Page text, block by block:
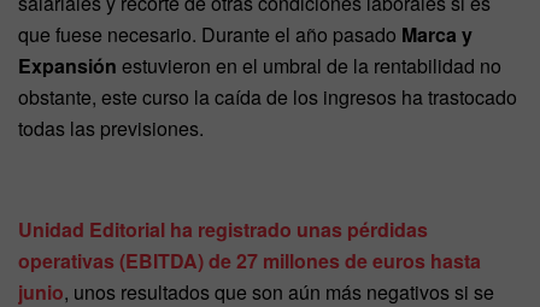
que fuese necesario. Durante el año pasado Marca y
Expansión estuvieron en el umbral de la rentabilidad no
obstante, este curso la caída de los ingresos ha trastocado
todas las previsiones.
Unidad Editorial ha registrado unas pérdidas
operativas (EBITDA) de 27 millones de euros hasta
junio, unos resultados que son aún más negativos si se